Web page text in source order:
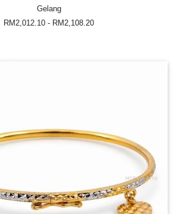
Gelang
RM2,012.10 - RM2,108.20